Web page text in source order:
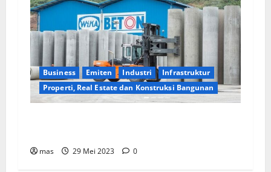
Business Emiten Industri
Infrastruktur
Properti, Real Estate dan Konstruksi Bangunan
mas 29 Mei 2023 0